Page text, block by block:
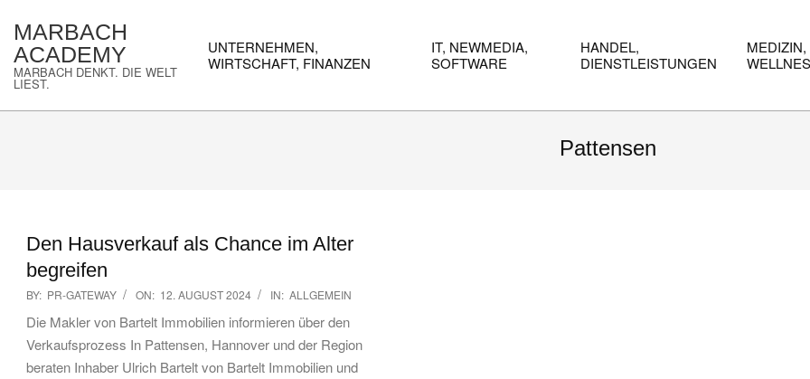
content
MARBACH
ACADEMY
MARBACH DENKT. DIE WELT
LIEST.
Navigation
UNTERNEHMEN,
WIRTSCHAFT, FINANZEN
IT, NEWMEDIA,
SOFTWARE
HANDEL,
DIENSTLEISTUNGEN
Pattensen
Den Hausverkauf als Chance im Alter
begreifen
2024-
08-
12
BY: PR-GATEWAY ON: 12. AUGUST 2024 IN: ALLGEMEIN
Die Makler von Bartelt Immobilien informieren über den
Verkaufsprozess In Pattensen, Hannover und der Region
beraten Inhaber Ulrich Bartelt von Bartelt Immobilien und